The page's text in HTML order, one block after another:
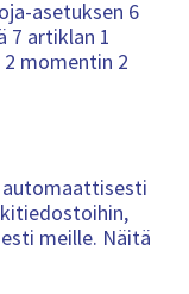
asetuksen 6
7 artiklan 1
2 momentin 2
automaattisesti
meille. Näitä